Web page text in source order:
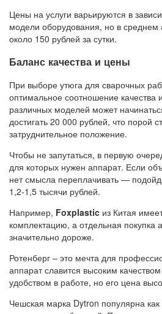
Цены на услуги варьируются в
модели оборудования, но в среднем
около 150 рублей за сутки.
Баланс качества и цены
При выборе утюга для сварочных
оптимальное соотношение качества
различных моделей может
достигать 20 000 рублей, что порой
затруднительное положение.
Чтобы не запутаться, в первую
для которых нужен аппарат. Если
нет смысла переплачивать —
1,2-1,5 тысячи рублей.
Например, Foxplastic из Китая
комплектацию, а отдельная покупка
значительно дороже.
Ротенберг – это мечта для
аппарат славится высоким
удобством в работе, но его цена
Чешская марка Dytron популярна